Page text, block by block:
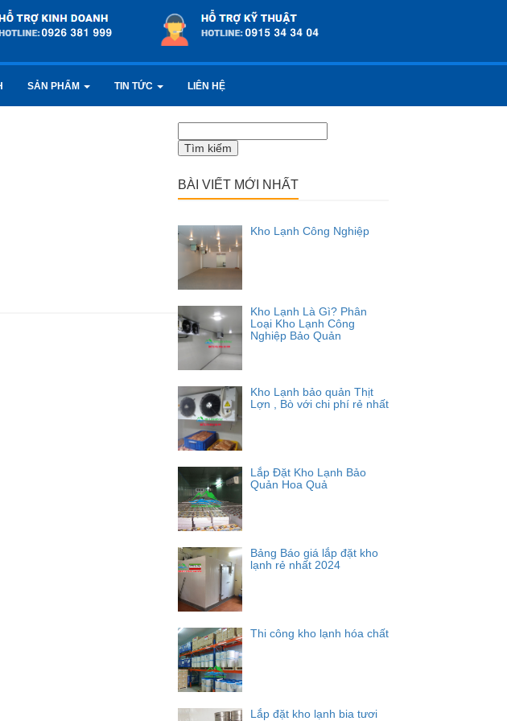
SẢN PHẨM TIN TỨC LIÊN HỆ
kiếm
cho:
BÀI VIẾT MỚI NHẤT
Kho Lạnh Công Nghiệp
Kho Lạnh Là Gì? Phân
Loại Kho Lạnh Công
Nghiệp Bảo Quản
Kho Lạnh bảo quản Thịt
Lợn , Bò với chi phí rẻ nhất
Lắp Đặt Kho Lạnh Bảo
Quản Hoa Quả
Bảng Báo giá lắp đặt kho
lạnh rẻ nhất 2024
Thi công kho lạnh hóa chất
Lắp đặt kho lạnh bia tươi